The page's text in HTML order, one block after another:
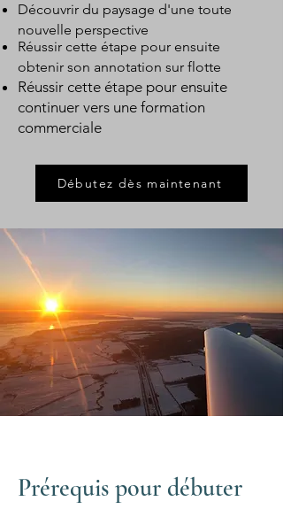
Découvrir du paysage d'une toute
nouvelle perspective
Réussir cette étape pour ensuite
obtenir son annotation sur flotte
Réussir cette étape pour ensuite
continuer vers une formation
commerciale
Débutez dès maintenant
Prérequis pour débuter